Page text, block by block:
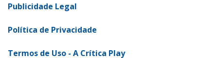
Publicidade Legal
Política de Privacidade
Termos de Uso - A Crítica Play